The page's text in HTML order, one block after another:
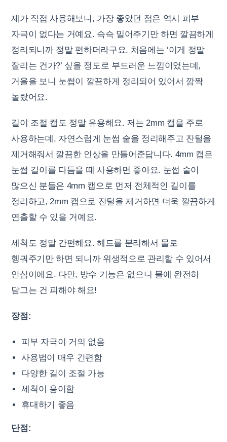
제가 직접 사용해보니, 가장 좋았던 점은 역시 피부
자극이 없다는 거예요. 슥슥 밀어주기만 하면 깔끔하게
정리되니까 정말 편하더라구요. 처음에는 ‘이게 정말
잘리는 건가?’ 싶을 정도로 부드러운 느낌이었는데,
거울을 보니 눈썹이 깔끔하게 정리되어 있어서 깜짝
놀랐어요.
길이 조절 캡도 정말 유용해요. 저는 2mm 캡을 주로
사용하는데, 자연스럽게 눈썹 숱을 정리해주고 잔털을
제거해줘서 깔끔한 인상을 만들어준답니다. 4mm 캡은
눈썹 길이를 다듬을 때 사용하면 좋아요. 눈썹 숱이
많으신 분들은 4mm 캡으로 먼저 전체적인 길이를
정리하고, 2mm 캡으로 잔털을 제거하면 더욱 깔끔하게
연출할 수 있을 거예요.
세척도 정말 간편해요. 헤드를 분리해서 물로
헹궈주기만 하면 되니까 위생적으로 관리할 수 있어서
안심이에요. 다만, 방수 기능은 없으니 물에 완전히
담그는 건 피해야 해요!
장점:
피부 자극이 거의 없음
사용법이 매우 간편함
다양한 길이 조절 가능
세척이 용이함
휴대하기 좋음
단점: